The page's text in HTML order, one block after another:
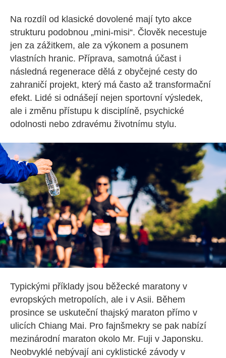
Na rozdíl od klasické dovolené mají tyto akce
strukturu podobnou „mini-misi“. Člověk necestuje
jen za zážitkem, ale za výkonem a posunem
vlastních hranic. Příprava, samotná účast i
následná regenerace dělá z obyčejné cesty do
zahraničí projekt, který má často až transformační
efekt. Lidé si odnášejí nejen sportovní výsledek,
ale i změnu přístupu k disciplíně, psychické
odolnosti nebo zdravému životnímu stylu.
Typickými příklady jsou běžecké maratony v
evropských metropolích, ale i v Asii. Během
prosince se uskuteční thajský maraton přímo v
ulicích Chiang Mai. Pro fajnšmekry se pak nabízí
mezinárodní maraton okolo Mr. Fuji v Japonsku.
Neobvyklé nebývají ani cyklistické závody v